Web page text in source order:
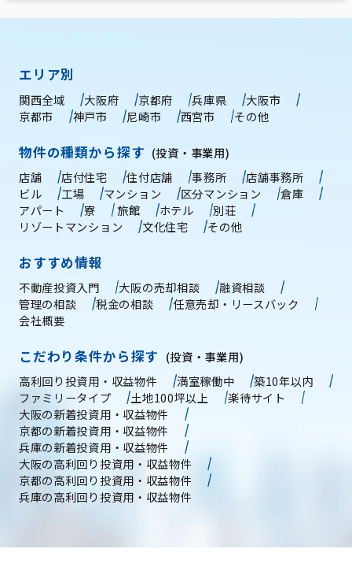
エリア別
関西全域 大阪府 京都府 兵庫県
大阪市
京都市
神戸市 尼崎市 西宮市 その他
物件の種類から探す (投資・事業用)
店舗
店付住宅 住付店舗 事務所
店舗事務所
ビル
工場 マンション 区分マンション
倉庫
アパート
寮 旅館 ホテル
別荘
リゾートマンション
文化住宅 その他
おすすめ情報
不動産投資入門 大阪の売却相談
融資相談
管理の相談
税金の相談
任意売却・リースバック
会社概要
こだわり条件から探す (投資・事業用)
高利回り投資用・収益物件
満室稼働中
築10年以内
ファミリータイプ
土地100坪以上
楽待サイト
大阪の新着投資用・収益物件
京都の新着投資用・収益物件
兵庫の新着投資用・収益物件
大阪の高利回り投資用・収益物件
京都の高利回り投資用・収益物件
兵庫の高利回り投資用・収益物件